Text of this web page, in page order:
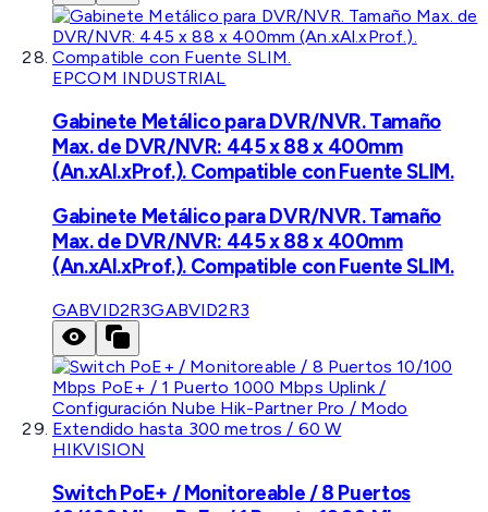
EPCOM INDUSTRIAL
Gabinete Metálico para DVR/NVR. Tamaño
Max. de DVR/NVR: 445 x 88 x 400mm
(An.xAl.xProf.). Compatible con Fuente SLIM.
Gabinete Metálico para DVR/NVR. Tamaño
Max. de DVR/NVR: 445 x 88 x 400mm
(An.xAl.xProf.). Compatible con Fuente SLIM.
GABVID2R3GABVID2R3
HIKVISION
Switch PoE+ / Monitoreable / 8 Puertos